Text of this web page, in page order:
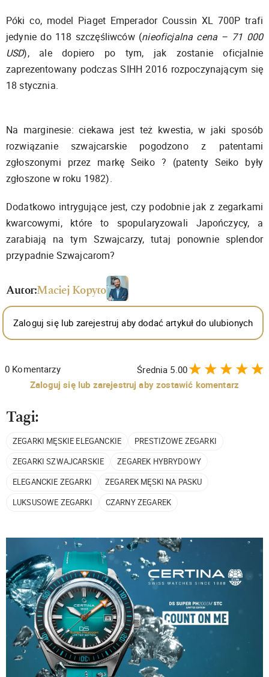
Póki co, model Piaget Emperador Coussin XL 700Ptrafi
jedynie do 118 szczęśliwców (nieoficjalna cena – 71 000
USD), ale dopiero po tym, jak zostanie oficjalnie
zaprezentowany podczas SIHH 2016 rozpoczynającym się
18 stycznia.
Na marginesie: ciekawa jest też kwestia, w jaki sposób
rozwiązanie szwajcarskie pogodzono z patentami
zgłoszonymi przez markę Seiko ? (patenty Seiko były
zgłoszone w roku 1982).
Dodatkowo intrygujące jest, czy podobnie jak z zegarkami
kwarcowymi, które to spopularyzowali Japończycy, a
zarabiają na tym Szwajcarzy, tutaj ponownie splendor
przypadnie Szwajcarom?
Autor:Maciej Kopyto
Zaloguj się lub zarejestruj aby dodać artykuł do ulubionych
0 Komentarzy Średnia 5.00
Zaloguj się lub zarejestruj aby zostawić komentarz
Tagi:
ZEGARKI MĘSKIE ELEGANCKIE
PRESTIŻOWE ZEGARKI
ZEGARKI SZWAJCARSKIE
ZEGAREK HYBRYDOWY
ELEGANCKIE ZEGARKI
ZEGAREK MĘSKI NA PASKU
LUKSUSOWE ZEGARKI
CZARNY ZEGAREK